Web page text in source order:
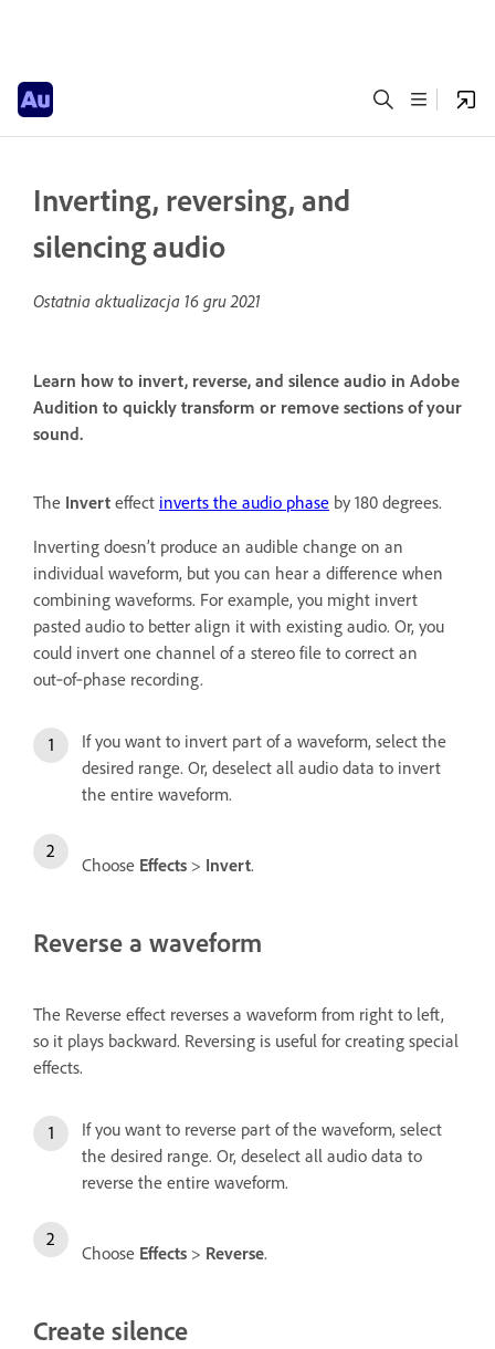
Inverting, reversing, and
silencing audio
Ostatnia aktualizacja 16 gru 2021
Learn how to invert, reverse, and silence audio in Adobe
Audition to quickly transform or remove sections of your
sound.
The Invert effect inverts the audio phase by 180 degrees.
Inverting doesn’t produce an audible change on an
individual waveform, but you can hear a difference when
combining waveforms. For example, you might invert
pasted audio to better align it with existing audio. Or, you
could invert one channel of a stereo file to correct an
out‑of‑phase recording.
If you want to invert part of a waveform, select the
desired range. Or, deselect all audio data to invert
the entire waveform.
Choose Effects > Invert.
Reverse a waveform
The Reverse effect reverses a waveform from right to left,
so it plays backward. Reversing is useful for creating special
effects.
If you want to reverse part of the waveform, select
the desired range. Or, deselect all audio data to
reverse the entire waveform.
Choose Effects > Reverse.
Create silence